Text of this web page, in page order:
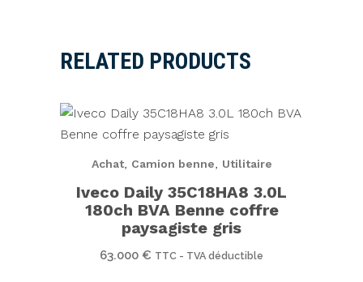
RELATED PRODUCTS
Achat, Camion benne, Utilitaire
Iveco Daily 35C18HA8 3.0L
180ch BVA Benne coffre
paysagiste gris
63.000 € TTC - TVA déductible